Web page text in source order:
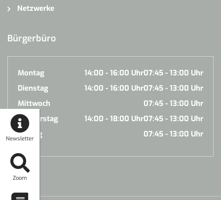
Newsletter
Zoom
Netzwerke
Bürgerbüro
Montag 07:45 - 13:00 Uhr
14:00 - 16:00 Uhr
Dienstag
07:45 - 13:00 Uhr
14:00 - 16:00 Uhr
Mittwoch
07:45 - 13:00 Uhr
Donnerstag
07:45 - 13:00 Uhr
14:00 - 18:00 Uhr
Freitag
07:45 - 13:00 Uhr